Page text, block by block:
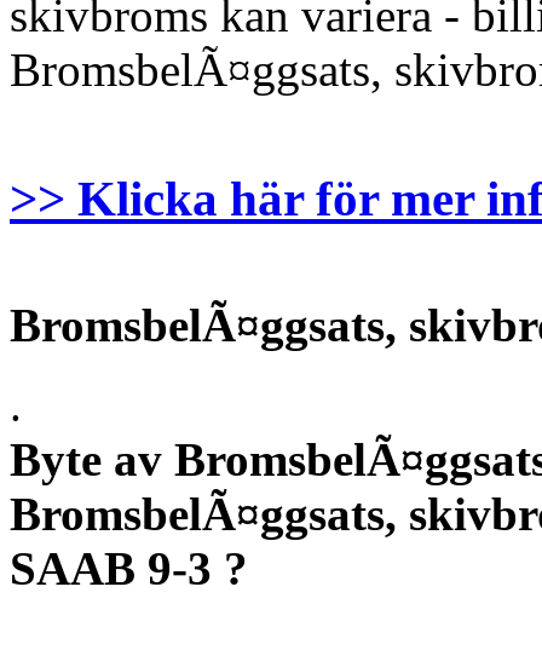
skivbroms kan variera -
BromsbelÃ¤ggsats,
>> Klicka här för mer
BromsbelÃ¤ggsats,
.
Byte av
BromsbelÃ¤ggsats,
SAAB 9-3 ?